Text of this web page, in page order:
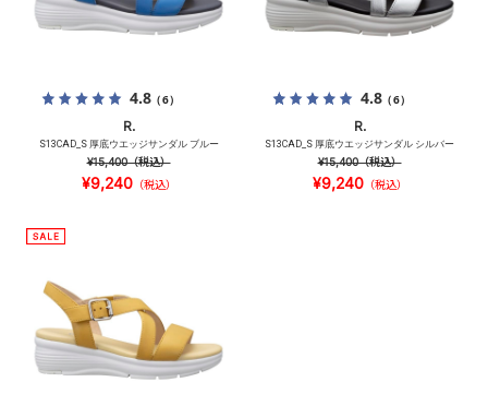
4.8（6）
R.
S13CAD_S 厚底ウエッジサンダル ブルー
¥15,400（税込）
¥9,240（税込）
4.8（6）
R.
S13CAD_S 厚底ウエッジサンダル シルバー
¥15,400（税込）
¥9,240（税込）